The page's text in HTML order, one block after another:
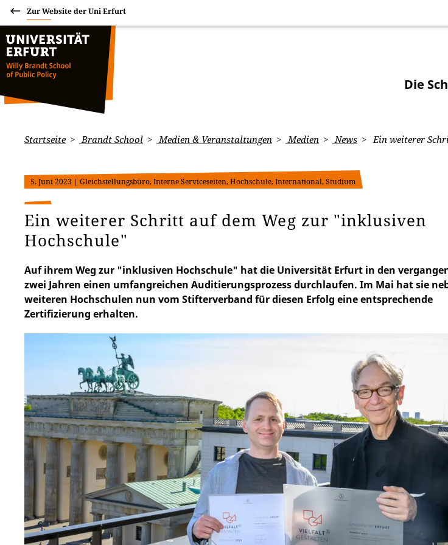
Zur Website der Uni Erfurt
Die
Startseite Brandt School Medien & Veranstaltungen Medien News Ein weiterer
5. Juni 2023 | Gleichstellungsbüro, Interne Serviceseiten, Hochschule, International, Studium
Ein weiterer Schritt auf dem Weg zur "inklusiven
Hochschule"
Auf ihrem Weg zur "inklusiven Hochschule" hat die Universität Erfurt in den
zwei Jahren einen umfangreichen Auditierungsprozess durchlaufen. Im Mai hat sie
weiteren Hochschulen nun vom Stifterverband für diesen Erfolg eine entsprechende
Zertifizierung erhalten.